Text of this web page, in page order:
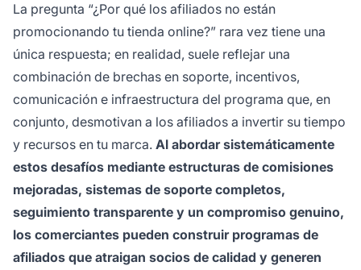
La pregunta “¿Por qué los afiliados no están
promocionando tu tienda online?” rara vez tiene una
única respuesta; en realidad, suele reflejar una
combinación de brechas en soporte, incentivos,
comunicación e infraestructura del programa que, en
conjunto, desmotivan a los afiliados a invertir su tiempo
y recursos en tu marca. Al abordar sistemáticamente
estos desafíos mediante estructuras de comisiones
mejoradas, sistemas de soporte completos,
seguimiento transparente y un compromiso genuino,
los comerciantes pueden construir programas de
afiliados que atraigan socios de calidad y generen